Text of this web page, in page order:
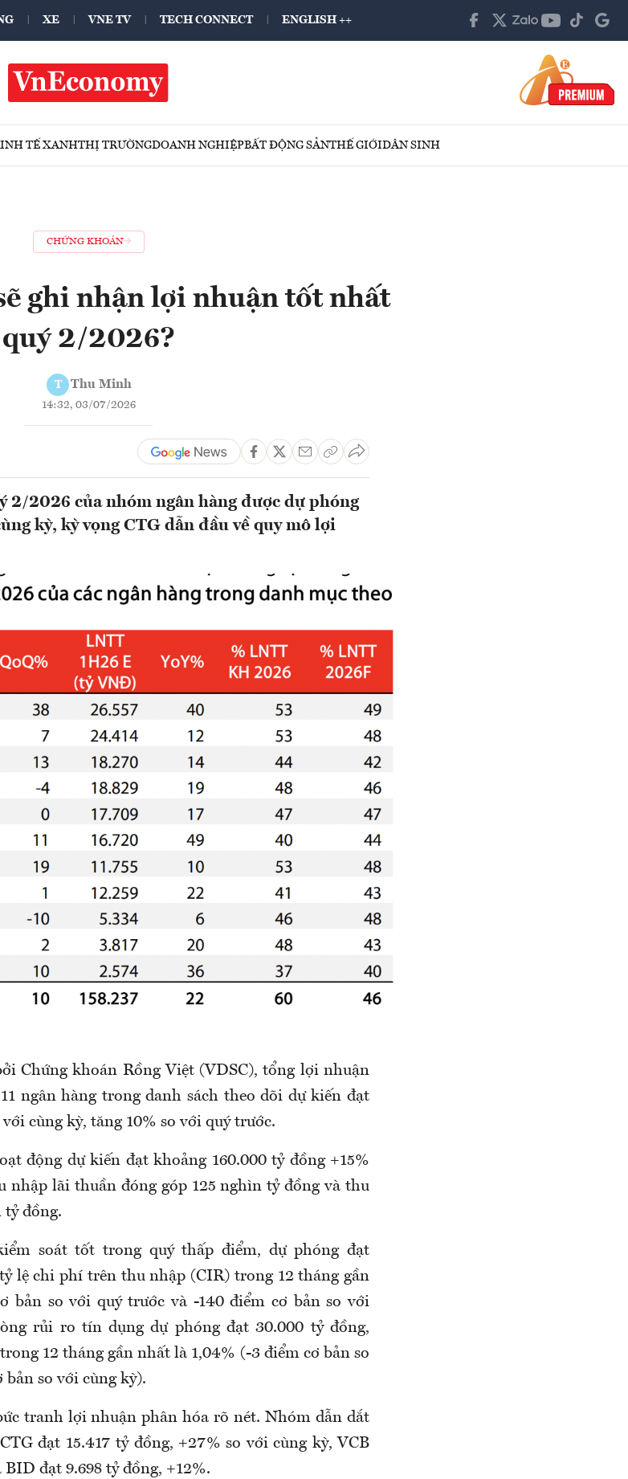
XE VNE TV TECH CONNECT ENGLISH ++
TẾ XANHTHỊ TRƯỜNGDOANH NGHIỆPBẤT ĐỘNG SẢNTHẾ GIỚIDÂN SINH
CHỨNG KHOÁN
ghi nhận lợi nhuận tốt nhất
quý 2/2026?
T Thu Minh
14:32, 03/07/2026
2/2026 của nhóm ngân hàng được dự phóng
kỳ, kỳ vọng CTG dẫn đầu về quy mô lợi
Chứng khoán Rồng Việt (VDSC), tổng lợi nhuận
ngân hàng trong danh sách theo dõi dự kiến đạt
cùng kỳ, tăng 10% so với quý trước.
động dự kiến đạt khoảng 160.000 tỷ đồng +15%
nhập lãi thuần đóng góp 125 nghìn tỷ đồng và thu
tỷ đồng.
soát tốt trong quý thấp điểm, dự phóng đạt
lệ chi phí trên thu nhập (CIR) trong 12 tháng gần
bản so với quý trước và -140 điểm cơ bản so với
rủi ro tín dụng dự phóng đạt 30.000 tỷ đồng,
12 tháng gần nhất là 1,04% (-3 điểm cơ bản so
bản so với cùng kỳ).
tranh lợi nhuận phân hóa rõ nét. Nhóm dẫn dắt
đạt 15.417 tỷ đồng, +27% so với cùng kỳ, VCB
BID đạt 9.698 tỷ đồng, +12%.